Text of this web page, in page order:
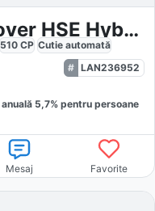
Land Rover Range Rover HSE Hybrid
510 CP Cutie automată
LAN236952
anuală 5,7% pentru persoane
Mesaj Favorite